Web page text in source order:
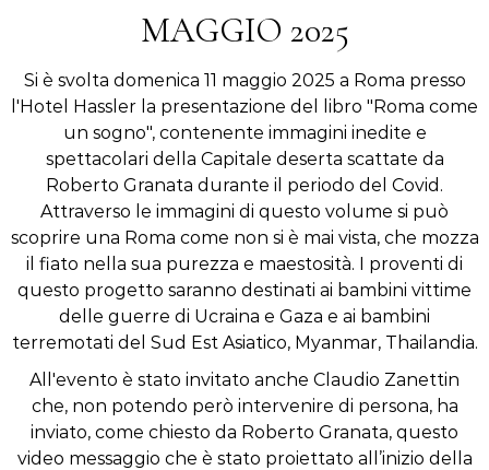
MAGGIO 2025
Si è svolta domenica 11 maggio 2025 a Roma presso
l'Hotel Hassler la presentazione del libro "Roma come
un sogno", contenente immagini inedite e
spettacolari della Capitale deserta scattate da
Roberto Granata durante il periodo del Covid.
Attraverso le immagini di questo volume si può
scoprire una Roma come non si è mai vista, che mozza
il fiato nella sua purezza e maestosità. I proventi di
questo progetto saranno destinati ai bambini vittime
delle guerre di Ucraina e Gaza e ai bambini
terremotati del Sud Est Asiatico, Myanmar, Thailandia.
All'evento è stato invitato anche Claudio Zanettin
che, non potendo però intervenire di persona, ha
inviato, come chiesto da Roberto Granata, questo
video messaggio che è stato proiettato all’inizio della